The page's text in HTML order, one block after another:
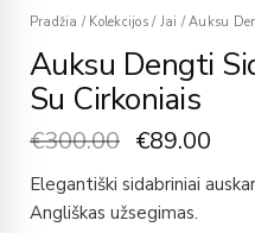
Pradžia / Kolekcijos / Jai /Auksu
Auksu Dengti
Su Cirkoniais
€300.00 €89.00
Elegantiški sidabriniai
Angliškas užsegimas.